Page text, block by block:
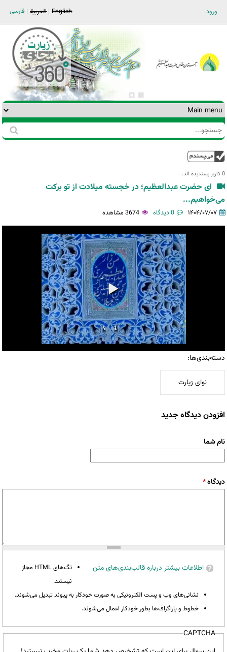
ورود فارسی العربية English
فرم
جستجو
جستجو
0 کاربر پسندیده اند.‎
ای حضرت عبدالعظیم؛ در خجسته میلادت از تو برکت
می‌خواهیم...
۱۴۰۴/۰۷/۰۷ 0 دیدگاه 3674 مشاهده
دسته‌بندی‌ها:
نوای زیارت
افزودن دیدگاه جدید
نام شما
دیدگاه*
اطلاعات بیشتر درباره قالب‌بندی‌های متن
تگ‌های HTML مجاز
نیستند.
نشانی‌های وب و پست الکترونیکی به صورت خودکار به پیوند تبدیل می‌شوند.
خطوط و پاراگراف‌ها بطور خودکار اعمال می‌شوند.
CAPTCHA